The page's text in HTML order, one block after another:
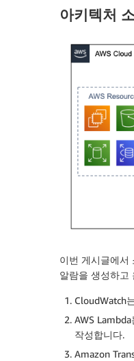
아키텍처
이번 게시글에서
알람을 생성하고
CloudWatch
AWS
작성합니다.
Amazon